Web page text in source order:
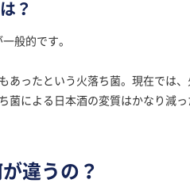
？
般的です。
あったという火落ち菌。現在では、
菌による日本酒の変質はかなり減っ
違うの？